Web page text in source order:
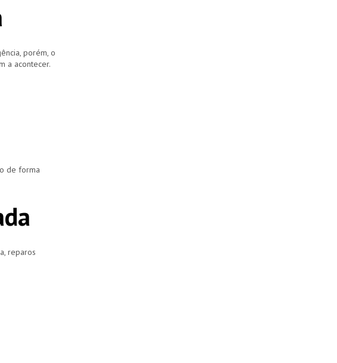
porém, o
a acontecer.
de forma
reparos